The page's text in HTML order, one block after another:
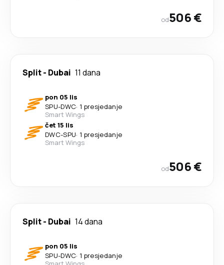
od506 €
Split- Dubai 11 dana
pon 05 lis
SPU-DWC· 1 presjedanje
Smart Wings
čet 15 lis
DWC-SPU· 1 presjedanje
Smart Wings
od506 €
Split- Dubai 14 dana
pon 05 lis
SPU-DWC· 1 presjedanje